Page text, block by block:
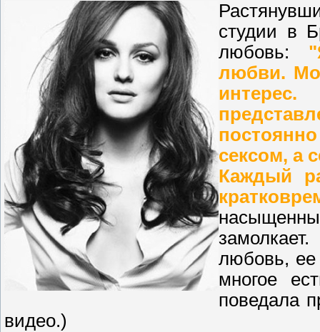
студии в
любовь:
любви.
сексом, а
Каждый
любовь,
многое
поведала
видео.)